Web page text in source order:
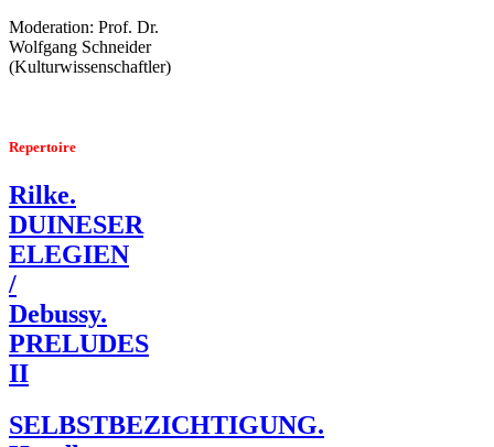
Moderation: Prof. Dr.
Wolfgang Schneider
(Kulturwissenschaftler)
Repertoire
Rilke.
DUINESER
ELEGIEN
/
Debussy.
PRELUDES
II
SELBSTBEZICHTIGUNG.